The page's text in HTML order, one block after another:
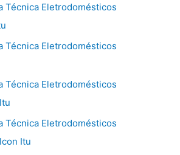
Técnica Eletrodomésticos
Técnica Eletrodomésticos
Técnica Eletrodomésticos
Técnica Eletrodomésticos
Itu